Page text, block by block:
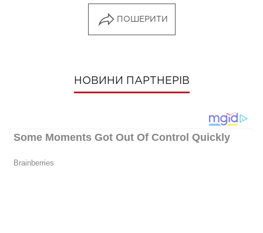
ПОШЕРИТИ
НОВИНИ ПАРТНЕРІВ